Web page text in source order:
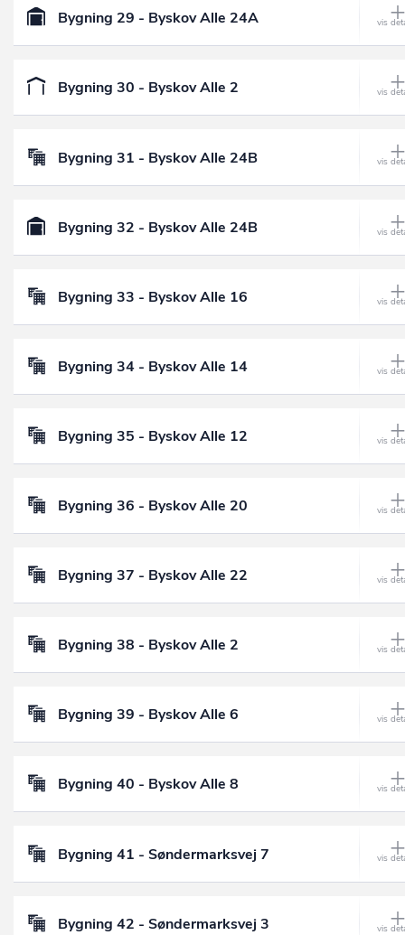
Bygning 29 - Byskov Alle 24A
Bygning 30 - Byskov Alle 2
Bygning 31 - Byskov Alle 24B
Bygning 32 - Byskov Alle 24B
Bygning 33 - Byskov Alle 16
Bygning 34 - Byskov Alle 14
Bygning 35 - Byskov Alle 12
Bygning 36 - Byskov Alle 20
Bygning 37 - Byskov Alle 22
Bygning 38 - Byskov Alle 2
Bygning 39 - Byskov Alle 6
Bygning 40 - Byskov Alle 8
Bygning 41 - Søndermarksvej 7
Bygning 42 - Søndermarksvej 3